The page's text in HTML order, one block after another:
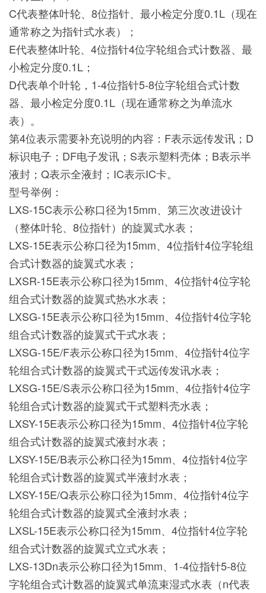
C代表整体叶轮、8位指针、最小检定分度0.1L（现在
通常称之为指针式水表）；
E代表整体叶轮、4位指针4位字轮组合式计数器、最
小检定分度0.1L；
D代表单个叶轮，1-4位指针5-8位字轮组合式计数
器、最小检定分度0.1L（现在通常称之为单流水
表）。
第4位表示需要补充说明的内容：F表示远传发讯；D
标识电子；DF电子发讯；S表示塑料壳体；B表示半
液封；Q表示全液封；IC表示IC卡。
型号举例：
LXS-15C表示公称口径为15mm、第三次改进设计
（整体叶轮、8位指针）的旋翼式水表；
LXS-15E表示公称口径为15mm、4位指针4位字轮组
合式计数器的旋翼式水表；
LXSR-15E表示公称口径为15mm、4位指针4位字轮
组合式计数器的旋翼式热水水表；
LXSG-15E表示公称口径为15mm、4位指针4位字轮
组合式计数器的旋翼式干式水表；
LXSG-15E/F表示公称口径为15mm、4位指针4位字
轮组合式计数器的旋翼式干式远传发讯水表；
LXSG-15E/S表示公称口径为15mm、4位指针4位字
轮组合式计数器的旋翼式干式塑料壳水表；
LXSY-15E表示公称口径为15mm、4位指针4位字轮
组合式计数器的旋翼式液封水表；
LXSY-15E/B表示公称口径为15mm、4位指针4位字
轮组合式计数器的旋翼式半液封水表；
LXSY-15E/Q表示公称口径为15mm、4位指针4位字
轮组合式计数器的旋翼式全液封水表；
LXSL-15E表示公称口径为15mm、4位指针4位字轮
组合式计数器的旋翼式立式水表；
LXS-13Dn表示公称口径为15mm、1-4位指针5-8位
字轮组合式计数器的旋翼式单流束湿式水表（n代表